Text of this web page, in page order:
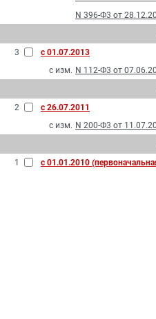
N 396-Ф3 от
3
с 01.07.2013
с изм. N 112-Ф3 от
2
с 26.07.2011
с изм. N 200-Ф3 от
1 с 01.01.2010